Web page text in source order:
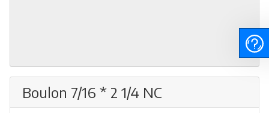
Boulon 7/16 * 2 1/4 NC